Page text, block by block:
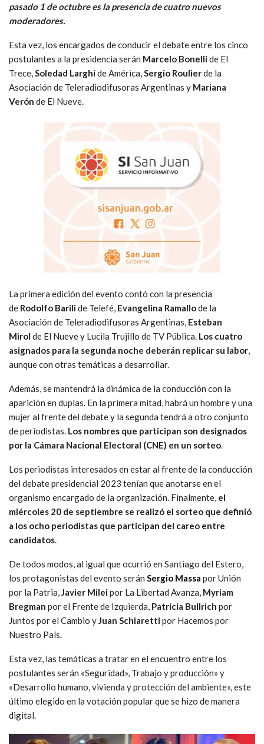
pasado 1 de octubre es la presencia de cuatro nuevos
moderadores.
Esta vez, los encargados de conducir el debate entre los cinco
postulantes a la presidencia serán Marcelo Bonellide El
Trece,Soledad Larghide América,Sergio Roulierde la
Asociación de Teleradiodifusoras Argentinas y Mariana
Verón de El Nueve.
La primera edición del evento contó con la presencia
de Rodolfo Barilide Telefé, Evangelina Ramallode la
Asociación de Teleradiodifusoras Argentinas, Esteban
Mirol de El Nueve y Lucila Trujillo de TV Pública. Los cuatro
asignados para la segunda noche deberán replicar su labor,
aunque con otras temáticas a desarrollar.
Además, se mantendrá la dinámica de la conducción con la
aparición en duplas. En la primera mitad, habrá un hombre y una
mujer al frente del debate y la segunda tendrá a otro conjunto
de periodistas. Los nombres que participan son designados
por la Cámara Nacional Electoral (CNE) en un sorteo.
Los periodistas interesados en estar al frente de la conducción
del debate presidencial 2023 tenían que anotarse en el
organismo encargado de la organización. Finalmente, el
miércoles 20 de septiembre se realizó el sorteo que definió
a los ocho periodistas que participan del careo entre
candidatos.
De todos modos, al igual que ocurrió en Santiago del Estero,
los protagonistas del evento serán Sergio Massa por Unión
por la Patria,Javier Mileipor La Libertad Avanza, Myriam
Bregman por el Frente de Izquierda, Patricia Bullrich por
Juntos por el Cambio yJuan Schiarettipor Hacemos por
Nuestro País.
Esta vez, las temáticas a tratar en el encuentro entre los
postulantes serán «Seguridad», Trabajo y producción» y
«Desarrollo humano, vivienda y protección del ambiente», este
último elegido en la votación popular que se hizo de manera
digital.